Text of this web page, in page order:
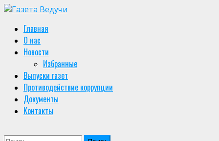
Skip
content
Primary
Menu
Главная
О нас
Новости
Избранные
Выпуски газет
Противодействие коррупции
Документы
Контакты